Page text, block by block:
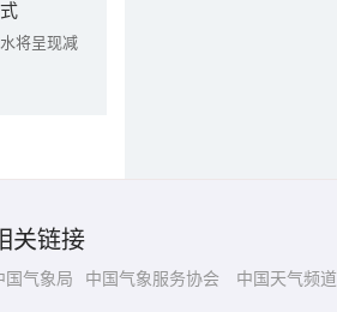
将呈现减
关链接
国气象局 中国气象服务协会 中国天气频道